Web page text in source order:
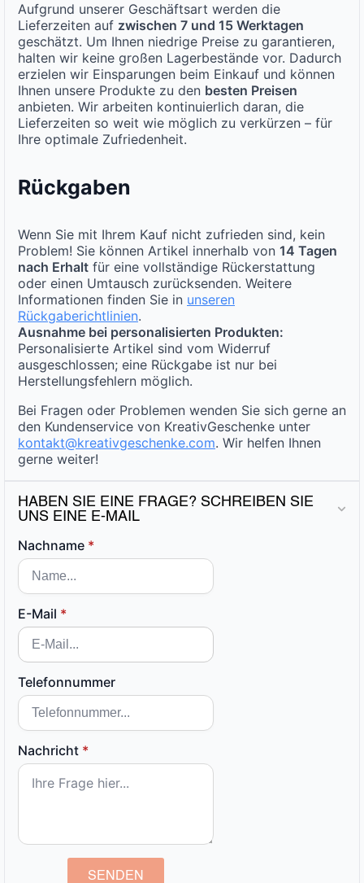
Aufgrund unserer Geschäftsart werden die
Lieferzeiten auf zwischen 7 und 15 Werktagen
geschätzt. Um Ihnen niedrige Preise zu garantieren,
halten wir keine großen Lagerbestände vor. Dadurch
erzielen wir Einsparungen beim Einkauf und können
Ihnen unsere Produkte zu den besten Preisen
anbieten. Wir arbeiten kontinuierlich daran, die
Lieferzeiten so weit wie möglich zu verkürzen – für
Ihre optimale Zufriedenheit.
Rückgaben
Wenn Sie mit Ihrem Kauf nicht zufrieden sind, kein
Problem! Sie können Artikel innerhalb von 14 Tagen
nach Erhalt für eine vollständige Rückerstattung
oder einen Umtausch zurücksenden. Weitere
Informationen finden Sie in unseren
Rückgaberichtlinien.
Ausnahme bei personalisierten Produkten:
Personalisierte Artikel sind vom Widerruf
ausgeschlossen; eine Rückgabe ist nur bei
Herstellungsfehlern möglich.
Bei Fragen oder Problemen wenden Sie sich gerne an
den Kundenservice von KreativGeschenke unter
kontakt@kreativgeschenke.com. Wir helfen Ihnen
gerne weiter!
HABEN SIE EINE FRAGE? SCHREIBEN SIE
UNS EINE E-MAIL
Nachname *
E-Mail *
Telefonnummer
Nachricht *
SENDEN